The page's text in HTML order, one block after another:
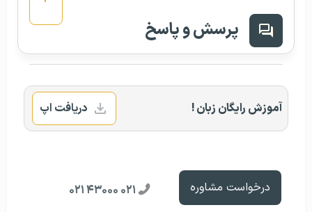
پرسش و پاسخ
آموزش رایگان زبان ! دریافت اپ
درخواست مشاوره ۰۲۱ ۴۳۰۰۰ ۰۲۱